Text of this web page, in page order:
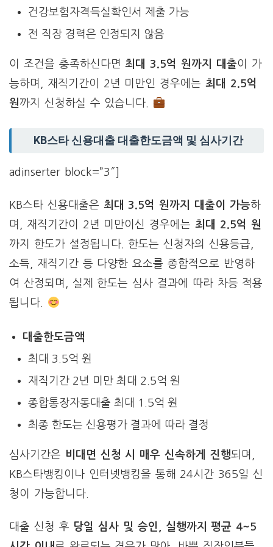
건강보험자격득실확인서 제출 가능
전 직장 경력은 인정되지 않음
이 조건을 충족하신다면최대 3.5억 원까지 대출이 가
능하며, 재직기간이 2년 미만인 경우에는 최대 2.5억
원까지 신청하실 수 있습니다.
KB스타 신용대출 대출한도금액 및 심사기간
adinserter block=”3″]
KB스타 신용대출은 최대 3.5억 원까지 대출이 가능하
며, 재직기간이 2년 미만이신 경우에는 최대 2.5억 원
까지 한도가 설정됩니다. 한도는 신청자의 신용등급,
소득, 재직기간 등 다양한 요소를 종합적으로 반영하
여 산정되며, 실제 한도는 심사 결과에 따라 차등 적용
됩니다.
대출한도금액
최대 3.5억 원
재직기간 2년 미만 최대 2.5억 원
종합통장자동대출 최대 1.5억 원
최종 한도는 신용평가 결과에 따라 결정
심사기간은 비대면 신청 시 매우 신속하게 진행되며,
KB스타뱅킹이나 인터넷뱅킹을 통해 24시간 365일 신
청이 가능합니다.
대출 신청 후 당일 심사 및 승인, 실행까지 평균 4~5